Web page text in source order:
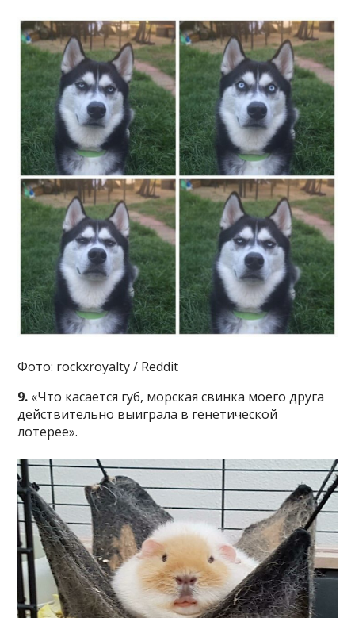
Фото: rockxroyalty / Reddit
9. «Что касается губ, морская свинка моего друга
действительно выиграла в генетической
лотерее».